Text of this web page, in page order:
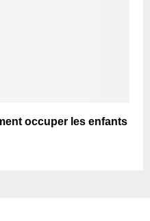
occuper les enfants